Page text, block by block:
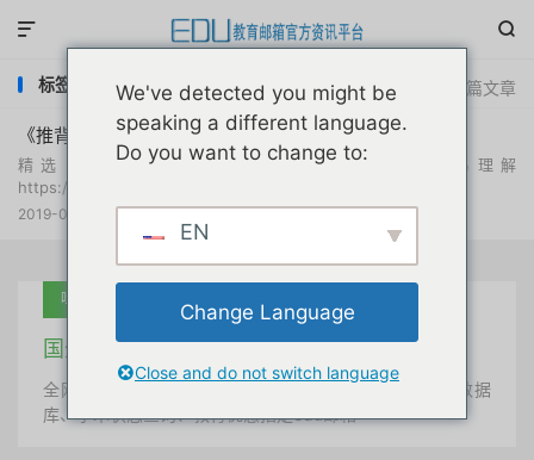


共 1 篇文章
标签：推背图
《推背图》金圣叹注释版本
精选：《推背图》金圣叹注释版本，更加容易理解
https://fuliduo.lanzous.com/ibx194d本
2019-04-27  网络资源 阅读(2908)
吐血推荐
国外学术美国 edu教育邮箱
全网唯一首发、自定义用户名、终身使用、学术文献数据
库、学术状态查询、教育优惠指定edu邮箱
We've detected you might be
speaking a different language.
Do you want to change to:
EN
Change Language
Close and do not switch language